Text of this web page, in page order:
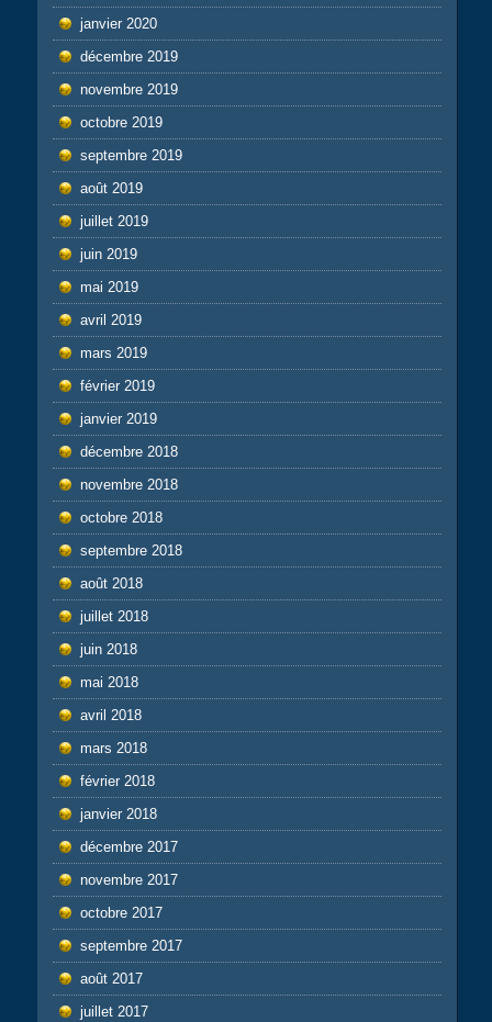
janvier 2020
décembre 2019
novembre 2019
octobre 2019
septembre 2019
août 2019
juillet 2019
juin 2019
mai 2019
avril 2019
mars 2019
février 2019
janvier 2019
décembre 2018
novembre 2018
octobre 2018
septembre 2018
août 2018
juillet 2018
juin 2018
mai 2018
avril 2018
mars 2018
février 2018
janvier 2018
décembre 2017
novembre 2017
octobre 2017
septembre 2017
août 2017
juillet 2017